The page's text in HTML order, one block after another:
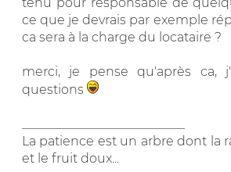
ce que je devrais par exemple
ca sera à la charge du locataire ?
merci, je pense qu'après ca,
questions
La patience est un arbre dont la
et le fruit doux...